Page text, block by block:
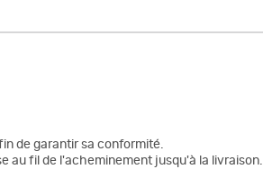
de garantir sa conformité.
au fil de l'acheminement jusqu'à la livraison.